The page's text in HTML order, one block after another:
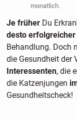
monatlich.
Je früherDu
desto erfolgreicher
Behandlung. Doch
die Gesundheit der
Interessenten, die
die Katzenjungen
Gesundheitscheck!